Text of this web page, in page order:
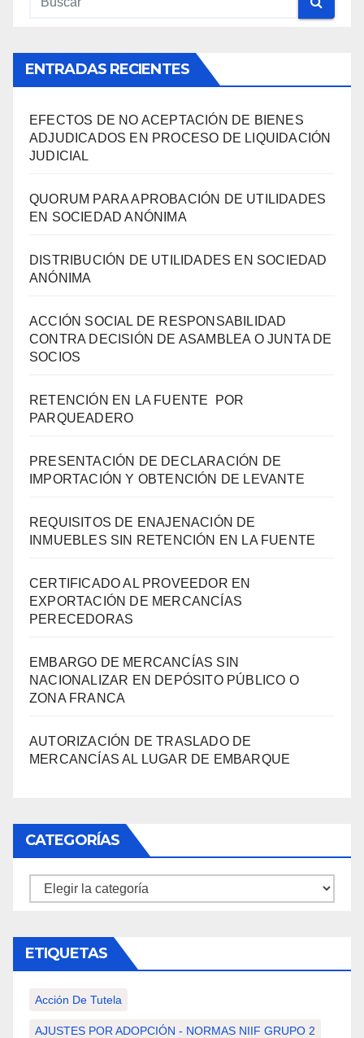
ENTRADAS RECIENTES
EFECTOS DE NO ACEPTACIÓN DE BIENES
ADJUDICADOS EN PROCESO DE LIQUIDACIÓN
JUDICIAL
QUORUM PARA APROBACIÓN DE UTILIDADES
EN SOCIEDAD ANÓNIMA
DISTRIBUCIÓN DE UTILIDADES EN SOCIEDAD
ANÓNIMA
ACCIÓN SOCIAL DE RESPONSABILIDAD
CONTRA DECISIÓN DE ASAMBLEA O JUNTA DE
SOCIOS
RETENCIÓN EN LA FUENTE POR
PARQUEADERO
PRESENTACIÓN DE DECLARACIÓN DE
IMPORTACIÓN Y OBTENCIÓN DE LEVANTE
REQUISITOS DE ENAJENACIÓN DE
INMUEBLES SIN RETENCIÓN EN LA FUENTE
CERTIFICADO AL PROVEEDOR EN
EXPORTACIÓN DE MERCANCÍAS
PERECEDORAS
EMBARGO DE MERCANCÍAS SIN
NACIONALIZAR EN DEPÓSITO PÚBLICO O
ZONA FRANCA
AUTORIZACIÓN DE TRASLADO DE
MERCANCÍAS AL LUGAR DE EMBARQUE
CATEGORÍAS
Categorías
ETIQUETAS
Acción De Tutela
AJUSTES POR ADOPCIÓN - NORMAS NIIF GRUPO 2